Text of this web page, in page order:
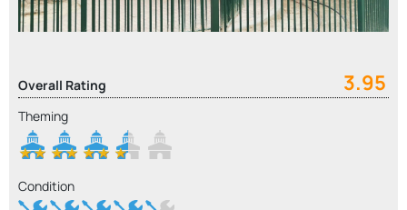
Overall Rating 3.95
Theming
Condition